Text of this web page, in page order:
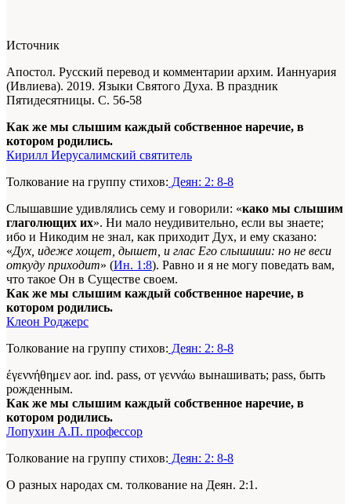
Источник
Апостол. Русский перевод и комментарии архим. Ианнуария
(Ивлиева). 2019. Языки Святого Духа. В праздник
Пятидесятницы. С. 56-58
Как же мы слышим каждый собственное наречие, в
котором родились.
Кирилл Иерусалимский святитель
Толкование на группу стихов: Деян: 2: 8-8
Слышавшие удивлялись сему и говорили: «како мы слышим
глаголющих их». Ни мало неудивительно, если вы знаете;
ибо и Никодим не знал, как приходит Дух, и ему сказано:
«Дух, идеже хощет, дышет, и глас Его слышиши: но не веси
откуду приходит» (Ин. 1:8). Равно и я не могу поведать вам,
что такое Он в Существе своем.
Как же мы слышим каждый собственное наречие, в
котором родились.
Клеон Роджерс
Толкование на группу стихов: Деян: 2: 8-8
έγεννήθημεν aor. ind. pass, от γεννάω вынашивать; pass, быть
рожденным.
Как же мы слышим каждый собственное наречие, в
котором родились.
Лопухин А.П. профессор
Толкование на группу стихов: Деян: 2: 8-8
О разных народах см. толкование на Деян. 2:1.